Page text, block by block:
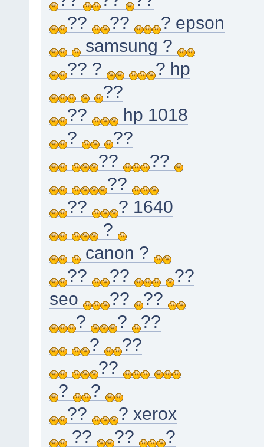
??
??
? epson
samsung ?
?? ?
? hp
??
??
hp 1018
?
??
??
??
??
??
? 1640
?
canon ?
??
??
??
seo
??
??
?
?
??
?
??
??
?
?
??
? xerox
??
??
?